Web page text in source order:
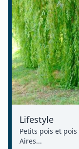
Lifestyle
Petits pois et
Aires...